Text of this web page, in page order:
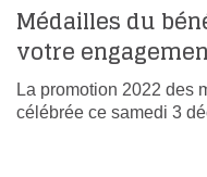
Médailles du
votre
La promotion 2022 des
célébrée ce samedi 3